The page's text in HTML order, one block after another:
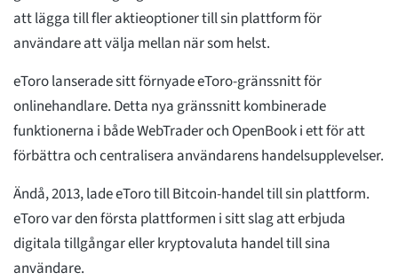
att lägga till fler aktieoptioner till sin plattform för
användare att välja mellan när som helst.
eToro lanserade sitt förnyade eToro-gränssnitt för
onlinehandlare. Detta nya gränssnitt kombinerade
funktionerna i både WebTrader och OpenBook i ett för att
förbättra och centralisera användarens handelsupplevelser.
Ändå, 2013, lade eToro till Bitcoin-handel till sin plattform.
eToro var den första plattformen i sitt slag att erbjuda
digitala tillgångar eller kryptovaluta handel till sina
användare.